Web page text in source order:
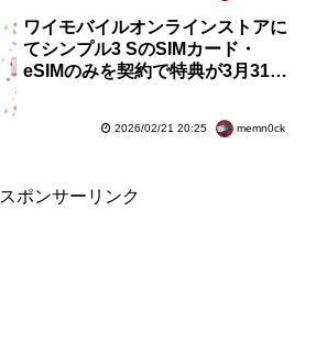
ワイモバイルオンラインストアに
てシンプル3 SのSIMカード・
eSIMのみを契約で特典が3月31日
2026/02/21 20:25 memn0ck
スポンサーリンク